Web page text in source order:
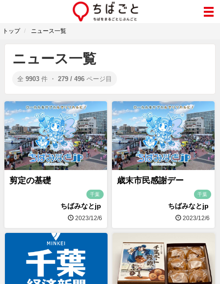
トップ ニュース一覧
ニュース一覧
全 9903 件 ・ 279 / 496 ページ目
剪定の基礎
千葉
ちばみなとjp
2023/12/6
歳末市民感謝デー
千葉
ちばみなとjp
2023/12/6